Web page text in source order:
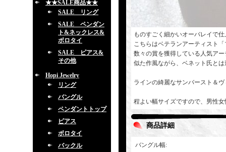
★★SALE商品★★
SALE リング
SALE ペンダン
ト&ネックレス&
ボロタイ
SALE ピアス&
その他
Hopi Jewelry
リング
バングル
ペンダントトップ
ピアス
ボロタイ
バックル
ものすごく細かいオーバレイで
こちらはベテランアーティスト
数々の賞を獲得している人気ア
似た作風ながら、ベネット氏と
ラインの綺麗なサンバースト＆
程よい幅サイズですので、男性
商品詳細
バングル幅: